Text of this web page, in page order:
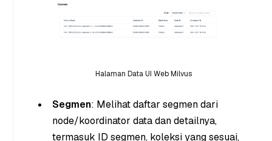
Halaman Data UI Web Milvus
Segmen: Melihat daftar segmen dari
node/koordinator data dan detailnya,
termasuk ID segmen, koleksi yang sesuai,